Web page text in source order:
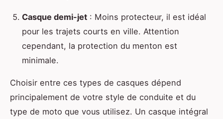
Casque demi-jet : Moins protecteur, il est idéal
pour les trajets courts en ville. Attention
cependant, la protection du menton est
minimale.
Choisir entre ces types de casques dépend
principalement de votre style de conduite et du
type de moto que vous utilisez. Un casque intégral